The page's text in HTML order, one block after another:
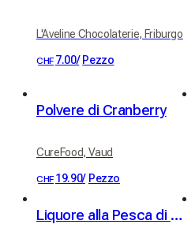
L'Aveline Chocolaterie, Friburgo
CHF 7.00/ Pezzo
Polvere di Cranberry
CureFood, Vaud
CHF 19.90/ Pezzo
Liquore alla Pesca di Vite Kübler 18% vol. 50cl